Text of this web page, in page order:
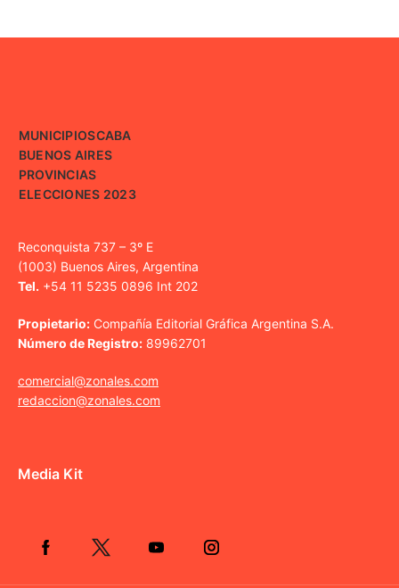
MUNICIPIOSCABA
BUENOS AIRES
PROVINCIAS
ELECCIONES 2023
Reconquista 737 – 3º E
(1003) Buenos Aires, Argentina
Tel. +54 11 5235 0896 Int 202
Propietario: Compañía Editorial Gráfica Argentina S.A.
Número de Registro: 89962701
comercial@zonales.com
redaccion@zonales.com
Media Kit